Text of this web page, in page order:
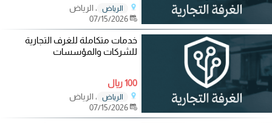
الرياض
، الرياض
07/15/2026
خدمات متكاملة للغرف التجارية
للشركات والمؤسسات
100 ريال
الرياض
، الرياض
07/15/2026